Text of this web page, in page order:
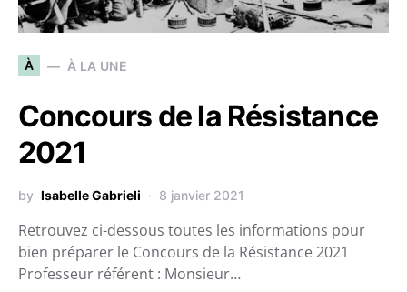
À À LA UNE
Concours de la Résistance
2021
by Isabelle Gabrieli 8 janvier 2021
Retrouvez ci-dessous toutes les informations pour
bien préparer le Concours de la Résistance 2021
Professeur référent : Monsieur…